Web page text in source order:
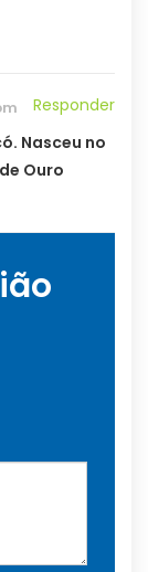
Responder
Nasceu no
Ouro